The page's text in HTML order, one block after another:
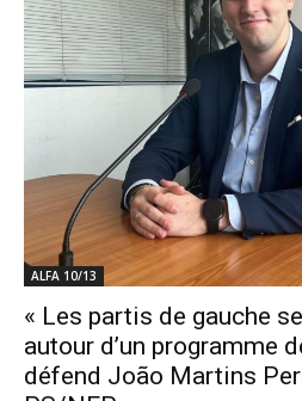
ALFA 10/13
« Les partis de gauche
autour d’un programme
défend João Martins